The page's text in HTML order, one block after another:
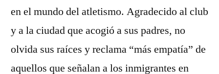
en el mundo del atletismo. Agradecido al club
y a la ciudad que acogió a sus padres, no
olvida sus raíces y reclama “más empatía” de
aquellos que señalan a los inmigrantes en